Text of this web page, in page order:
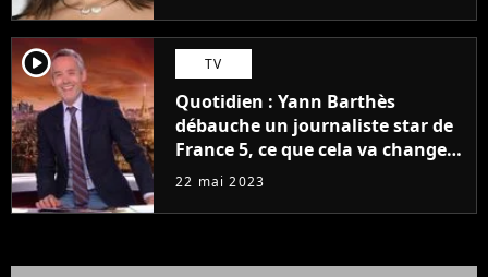
player2 TV
Quotidien : Yann Barthès
débauche un journaliste star de
France 5, ce que cela va changer
à la rentrée
22 mai 2023